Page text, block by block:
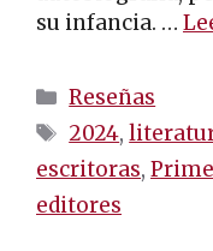
su infancia. …
Categorías
Reseñas
Etiquetas
2024,
escritoras,
editores